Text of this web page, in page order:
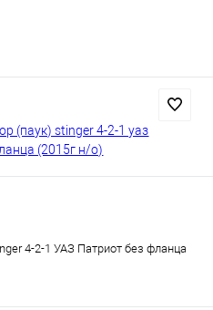
4-2-1 УАЗ Патриот без фланца